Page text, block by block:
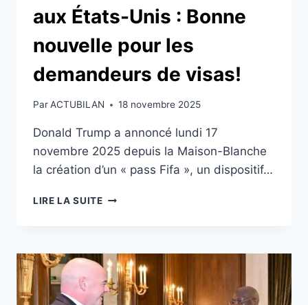
aux États-Unis : Bonne
nouvelle pour les
demandeurs de visas!
ParACTUBILAN 18 novembre 2025
Donald Trump a annoncé lundi 17
novembre 2025 depuis la Maison-Blanche
la création d’un « pass Fifa », un dispositif…
LIRE LA SUITECOUPE
AUX
ÉTATS-
UNIS
: